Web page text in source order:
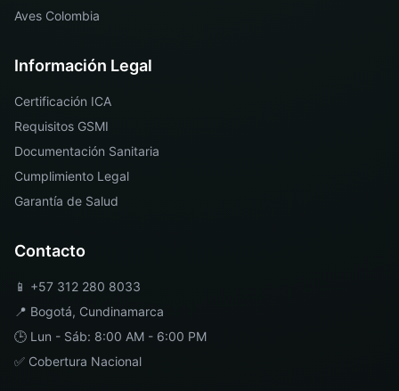
Aves Colombia
Información Legal
Certificación ICA
Requisitos GSMI
Documentación Sanitaria
Cumplimiento Legal
Garantía de Salud
Contacto
📱 +57 312 280 8033
📍 Bogotá, Cundinamarca
🕒 Lun - Sáb: 8:00 AM - 6:00 PM
✅ Cobertura Nacional